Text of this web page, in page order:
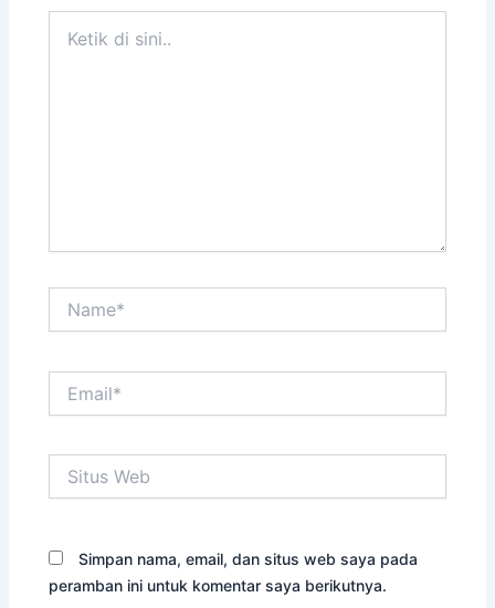
Web
Simpan nama, email, dan situs web saya pada
peramban ini untuk komentar saya berikutnya.